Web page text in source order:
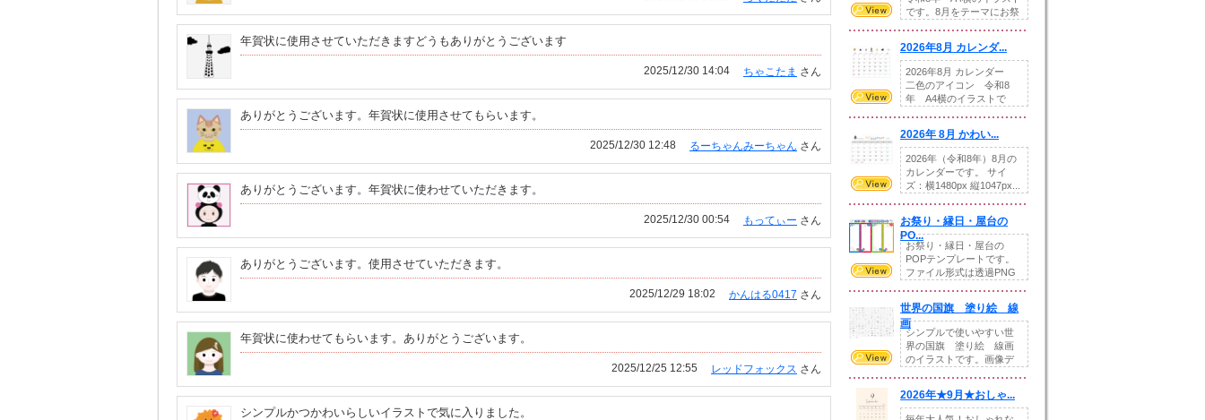
年賀状に使用させていただきますどうもありがとうございます
ちゃこたま さん
2025/12/30 14:04
ありがとうございます。年賀状に使用させてもらいます。
るーちゃんみーちゃん さん
2025/12/30 12:48
ありがとうございます。年賀状に使わせていただきます。
もってぃー さん
2025/12/30 00:54
ありがとうございます。使用させていただきます。
かんはる0417 さん
2025/12/29 18:02
年賀状に使わせてもらいます。ありがとうございます。
レッドフォックス さん
2025/12/25 12:55
シンプルかつかわいらしいイラストで気に入りました。
です。8月をテーマにお祭
2026年8月 カレンダ...
2026年8月 カレンダー
二色のアイコン 令和8
年 A4横のイラストで
2026年 8月 かわい...
2026年（令和8年）8月の
カレンダーです。 サイ
ズ：横1480px 縦1047px...
お祭り・縁日・屋台の
PO...
お祭り・縁日・屋台の
POPテンプレートです。
ファイル形式は透過PNG
世界の国旗 塗り絵 線
画
シンプルで使いやすい世
界の国旗 塗り絵 線画
のイラストです。画像デ
2026年★9月★おしゃ...